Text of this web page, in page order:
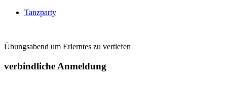
Tanzparty
Übungsabend um Erlerntes zu vertiefen
verbindliche Anmeldung